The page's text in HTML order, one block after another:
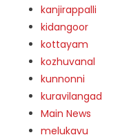
kanjirappalli
kidangoor
kottayam
kozhuvanal
kunnonni
kuravilangad
Main News
melukavu